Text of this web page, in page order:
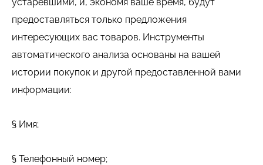
предоставляться только предложения
интересующих вас товаров. Инструменты
автоматического анализа основаны на вашей
истории покупок и другой предоставленной вами
информации:
§ Имя;
§ Телефонный номер;